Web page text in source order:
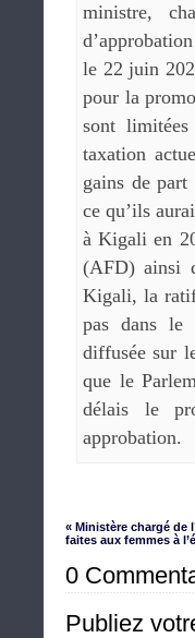
ministre,
le 22 juin
pour la
sont
taxation
gains de part
ce qu’ils
à Kigali en
(AFD) ainsi
Kigali, la
pas dans le
diffusée sur
que le
délais le
approbation.
« Ministère chargé de
faites aux femmes à
0
Publiez